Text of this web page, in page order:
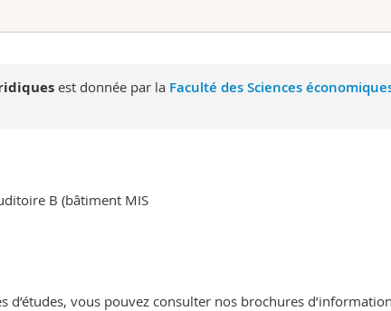
est donnée par la Faculté des Sciences
B (bâtiment MIS
vous pouvez consulter nos brochures